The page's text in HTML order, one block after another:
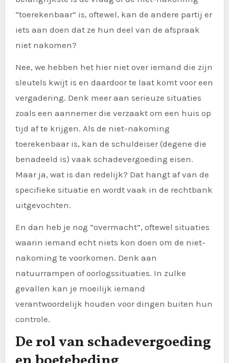
“toerekenbaar” is, oftewel, kan de andere partij er
iets aan doen dat ze hun deel van de afspraak
niet nakomen?
Nee, we hebben het hier niet over iemand die zijn
sleutels kwijt is en daardoor te laat komt voor een
vergadering. Denk meer aan serieuze situaties
zoals een aannemer die verzaakt om een huis op
tijd af te krijgen. Als de niet-nakoming
toerekenbaar is, kan de schuldeiser (degene die
benadeeld is) vaak schadevergoeding eisen.
Maar ja, wat is dan redelijk? Dat hangt af van de
specifieke situatie en wordt vaak in de rechtbank
uitgevochten.
En dan heb je nog “overmacht”, oftewel situaties
waarin iemand echt niets kon doen om de niet-
nakoming te voorkomen. Denk aan
natuurrampen of oorlogssituaties. In zulke
gevallen kan je moeilijk iemand
verantwoordelijk houden voor dingen buiten hun
controle.
De rol van schadevergoeding